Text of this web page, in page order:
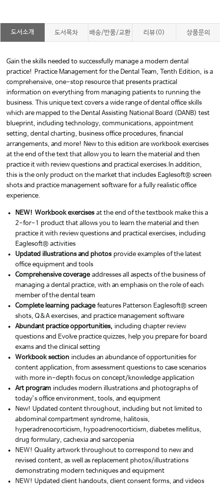
도서소개 도서목차 배송/반품/교환 리뷰(0) 상품문의
Gain the skills needed to successfully manage a modern dental
practice! Practice Management for the Dental Team, Tenth Edition, is a
comprehensive, one-stop resource that presents practical
information on everything from managing patients to running the
business. This unique text covers a wide range of dental office skills
which are mapped to the Dental Assisting National Board (DANB) test
blueprint, including technology, communications, appointment
setting, dental charting, business office procedures, financial
arrangements, and more! New to this edition are workbook exercises
at the end of the text that allow you to learn the material and then
practice it with review questions and practical exercises.In addition,
this is the only product on the market that includes Eaglesoft® screen
shots and practice management software for a fully realistic office
experience.
NEW! Workbook exercisesat the end of the textbook make this a
2-for-1 product that allows you to learn the material and then
practice it with review questions and practical exercises, including
Eaglesoft® activities
Updated illustrations and photosprovide examples of the latest
office equipment and tools
Comprehensive coverageaddresses all aspects of the business of
managing a dental practice, with an emphasis on the role of each
member of the dental team
Complete learning packagefeatures Patterson Eaglesoft® screen
shots, Q&A exercises, and practice management software
Abundant practice opportunities, including chapter review
questions and Evolve practice quizzes, help you prepare for board
exams and the clinical setting
Workbook section includes an abundance of opportunities for
content application, from assessment questions to case scenarios
with more in-depth focus on concept/knowledge application
Art program includes modern illustrations and photographs of
today’s office environment, tools, and equipment
New! Updated content throughout, including but not limited to
abdominal compartment syndrome, halitosis,
hyperadrenocorticism, hypoadrenocorticism, diabetes mellitus,
drug formulary, cachexia and sarcopenia
NEW! Quality artwork throughout to correspond to new and
revised content, as well as replacement photos/illustrations
demonstrating modern techniques and equipment
NEW! Updated client handouts, client consent forms, and videos